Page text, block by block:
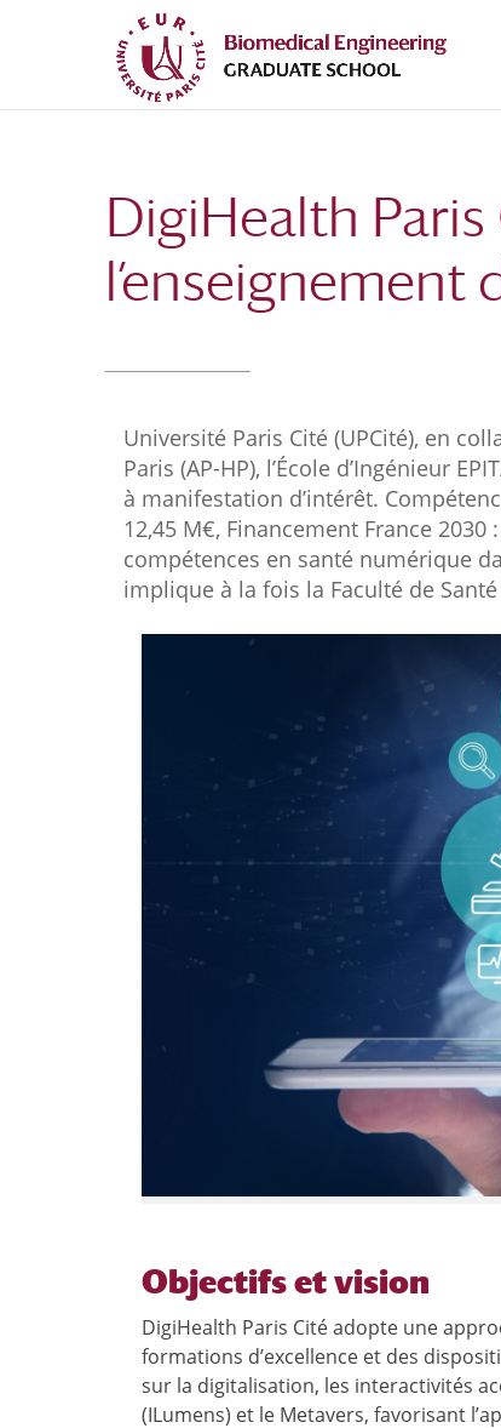
DigiHealth
l’enseignement
Université Paris Cité (UPCité), en
Paris (AP-HP), l’École d’Ingénieur
à manifestation d’intérêt.
12,45 M€, Financement France 2030
compétences en santé numérique
implique à la fois la Faculté de Santé
Objectifs et vision
DigiHealth Paris Cité adopte une
formations d’excellence et des
sur la digitalisation, les interactivités
(ILumens) et le Metavers, favorisant